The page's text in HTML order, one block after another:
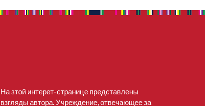
На зтой интерет-странице представлены
взгляды автора. Учреждение, отвечающее за